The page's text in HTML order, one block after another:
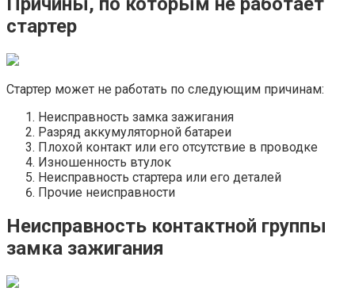
стартер
Стартер может не работать по следующим причинам:
Неисправность замка зажигания
Разряд аккумуляторной батареи
Плохой контакт или его отсутствие в проводке
Изношенность втулок
Неисправность стартера или его деталей
Прочие неисправности
Неисправность контактной группы
замка зажигания